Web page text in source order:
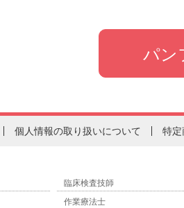
個人情報の取り扱いについて 特定
臨床検査技師
作業療法士